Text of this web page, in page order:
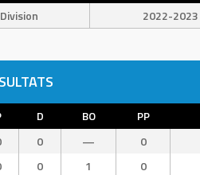
2022-2023
D BO PP
0 — 0
0 1 0